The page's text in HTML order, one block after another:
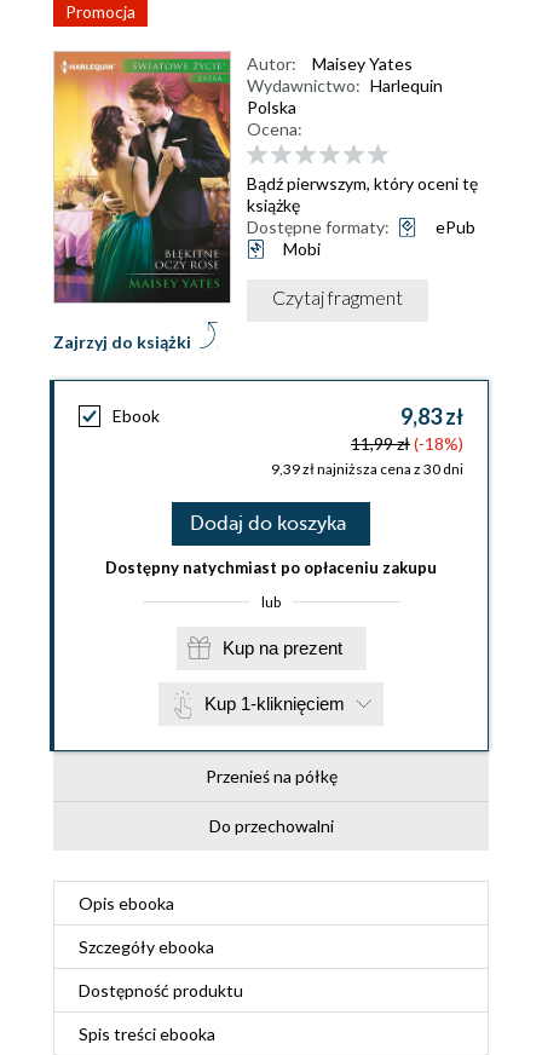
Promocja
Zajrzyj do książki
Autor:
Maisey Yates
Wydawnictwo: Harlequin
Polska
Ocena:
Bądź pierwszym, który oceni tę
książkę
Dostępne formaty:
ePub
Mobi
Czytaj fragment
Ebook 9,83 zł
11,99 zł(-18%)
9,39 zł najniższa cena z 30 dni
Dodaj do koszyka
Dostępny natychmiast po opłaceniu zakupu
lub
Kup na prezent
Kup 1-kliknięciem
Przenieś na półkę
Do przechowalni
Opis ebooka
Szczegółyebooka
Dostępność produktu
Spis treściebooka